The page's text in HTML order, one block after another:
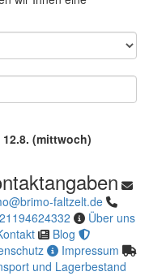
12.8. (mittwoch)
faltzelt.de
Über uns
Blog
Impressum
und Lagerbestand